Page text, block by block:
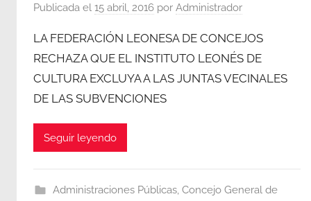
Publicada el 15 abril, 2016 por Administrador
LA FEDERACIÓN LEONESA DE CONCEJOS
RECHAZA QUE EL INSTITUTO LEONÉS DE
CULTURA EXCLUYA A LAS JUNTAS VECINALES
DE LAS SUBVENCIONES
Seguir leyendo
Administraciones Públicas, Concejo General de